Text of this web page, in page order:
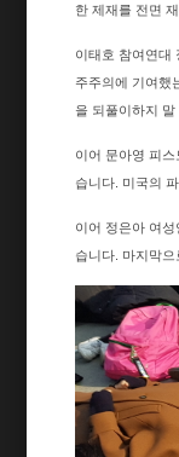
한 제재를 전면
이태호 참여연대
주주의에 기여했
을 되풀이하지 말
이어 문아영 피
습니다. 미국의
이어 정은아 여
습니다. 마지막